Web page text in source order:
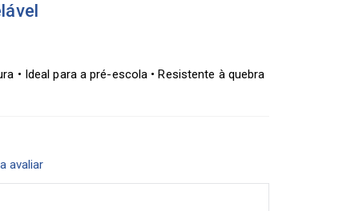
• Ideal para a pré-escola • Resistente à quebra
avaliar